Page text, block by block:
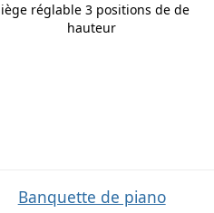
réglable 3 positions de de
hauteur
Banquette de piano